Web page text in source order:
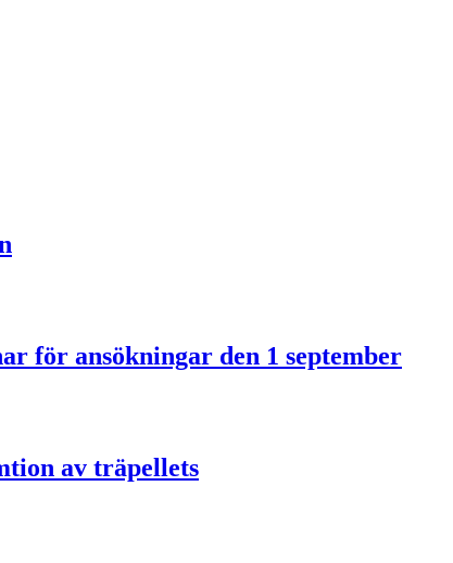
för ansökningar den 1 september
av träpellets